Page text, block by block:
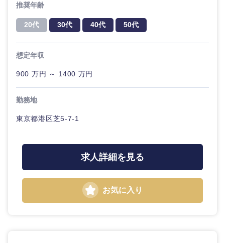
推奨年齢
20代 30代 40代 50代
想定年収
900 万円 ～ 1400 万円
勤務地
東京都港区芝5-7-1
求人詳細を見る
お気に入り